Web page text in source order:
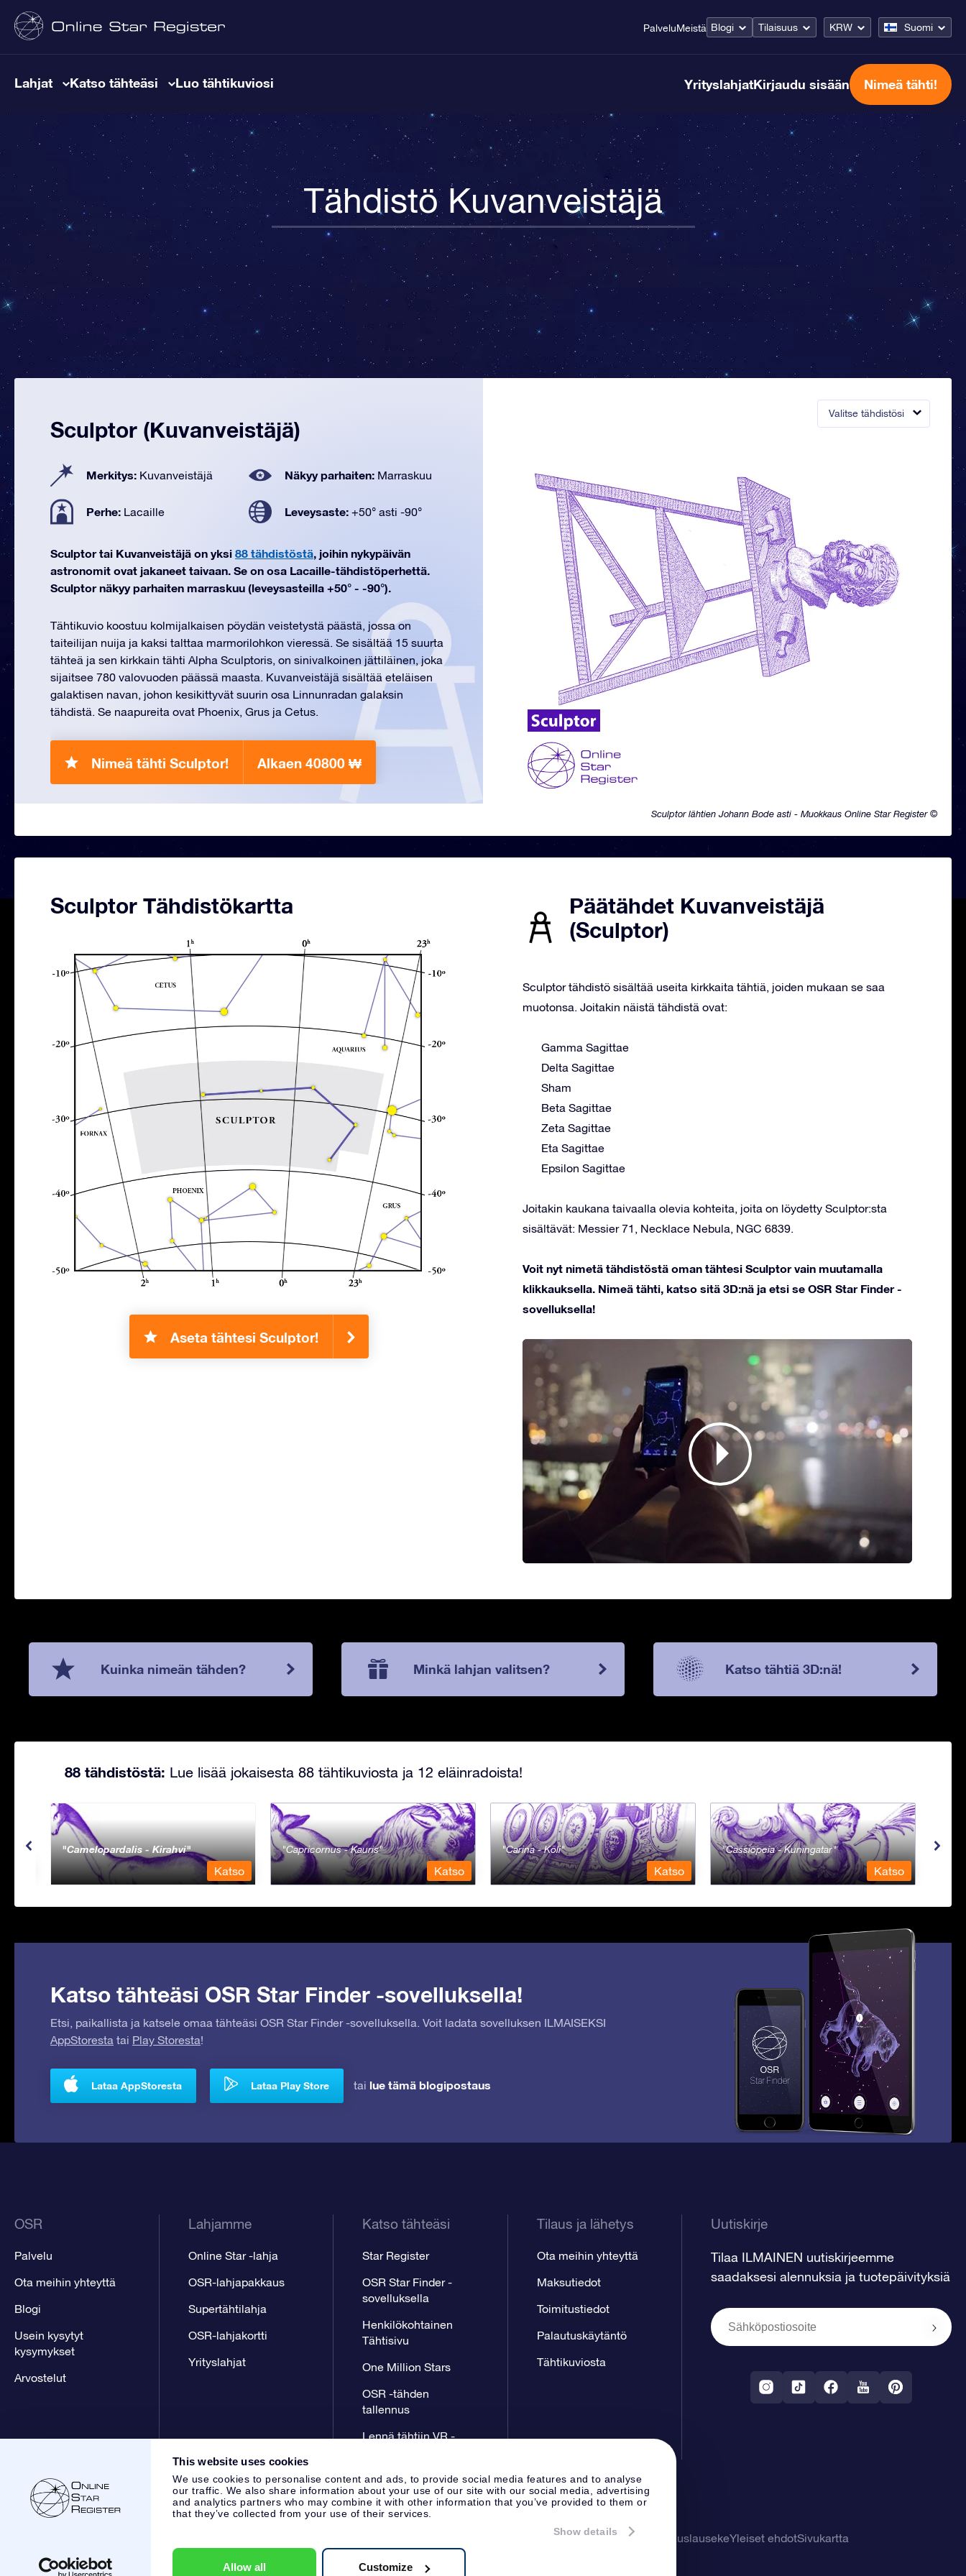
This website uses cookies
We use cookies to personalise content and ads, to provide social media features and to analyse
our traffic. We also share information about your use of our site with our social media, advertising
and analytics partners who may combine it with other information that you’ve provided to them or
that they’ve collected from your use of their services.
Show details
Allow all Customize
PalveluMeistä Blogi Tilaisuus KRW Suomi
Lahjat Katso tähteäsi Luo tähtikuviosi YrityslahjatKirjaudu sisään Nimeä tähti!
Tähdistö Kuvanveistäjä
Valitse tähdistösi
Sculptor lähtien Johann Bode asti - Muokkaus Online Star Register ©
Sculptor (Kuvanveistäjä)
Merkitys: Kuvanveistäjä Näkyy parhaiten: Marraskuu
Perhe: Lacaille Leveysaste: +50° asti -90°
Sculptor tai Kuvanveistäjä on yksi 88 tähdistöstä, joihin nykypäivän
astronomit ovat jakaneet taivaan. Se on osa Lacaille-tähdistöperhettä.
Sculptor näkyy parhaiten marraskuu (leveysasteilla +50° - -90°).
Tähtikuvio koostuu kolmijalkaisen pöydän veistetystä päästä, jossa on
taiteilijan nuija ja kaksi talttaa marmorilohkon vieressä. Se sisältää 15 suurta
tähteä ja sen kirkkain tähti Alpha Sculptoris, on sinivalkoinen jättiläinen, joka
sijaitsee 780 valovuoden päässä maasta. Kuvanveistäjä sisältää eteläisen
galaktisen navan, johon kesikittyvät suurin osa Linnunradan galaksin
tähdistä. Se naapureita ovat Phoenix, Grus ja Cetus.
Nimeä tähti Sculptor! Alkaen 40800 ₩
Sculptor Tähdistökartta
Aseta tähtesi Sculptor!
Päätähdet Kuvanveistäjä
(Sculptor)
Sculptor tähdistö sisältää useita kirkkaita tähtiä, joiden mukaan se saa
muotonsa. Joitakin näistä tähdistä ovat:
Gamma Sagittae
Delta Sagittae
Sham
Beta Sagittae
Zeta Sagittae
Eta Sagittae
Epsilon Sagittae
Joitakin kaukana taivaalla olevia kohteita, joita on löydetty Sculptor:sta
sisältävät: Messier 71, Necklace Nebula, NGC 6839.
Voit nyt nimetä tähdistöstä oman tähtesi Sculptor vain muutamalla
klikkauksella. Nimeä tähti, katso sitä 3D:nä ja etsi se OSR Star Finder -
sovelluksella!
Kuinka nimeän tähden? Minkä lahjan valitsen? Katso tähtiä 3D:nä!
88 tähdistöstä: Lue lisää jokaisesta 88 tähtikuviosta ja 12 eläinradoista!
Camelopardalis - Kirahvi
Katso
Capricornus - Kauris
Katso
Carina - Köli
Katso
Cassiopeia - Kuningatar
Katso
Katso tähteäsi OSR Star Finder -sovelluksella!
Etsi, paikallista ja katsele omaa tähteäsi OSR Star Finder -sovelluksella. Voit ladata sovelluksen ILMAISEKSI
AppStoresta tai Play Storesta!
Lataa AppStoresta Lataa Play Store tai lue tämä blogipostaus
OSR
Palvelu
Ota meihin yhteyttä
Blogi
Usein kysytyt
kysymykset
Arvostelut
Lahjamme
Online Star -lahja
OSR-lahjapakkaus
Supertähtilahja
OSR-lahjakortti
Yrityslahjat
Katso tähteäsi
Star Register
OSR Star Finder -
sovelluksella
Henkilökohtainen
Tähtisivu
One Million Stars
OSR -tähden
tallennus
Lennä tähtiin VR -
Tilaus ja lähetys
Ota meihin yhteyttä
Maksutiedot
Toimitustiedot
Palautuskäytäntö
Tähtikuviosta
Uutiskirje
Tilaa ILMAINEN uutiskirjeemme
saadaksesi alennuksia ja tuotepäivityksiä
Asiakaspalvelu:help@osr.org KVK: 60333553, VAT: NL 8538.62.722B01
Tietosuoja ja vastuuvapauslausekeYleiset ehdotSivukartta